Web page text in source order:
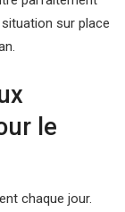
sur place
le
chaque jour.